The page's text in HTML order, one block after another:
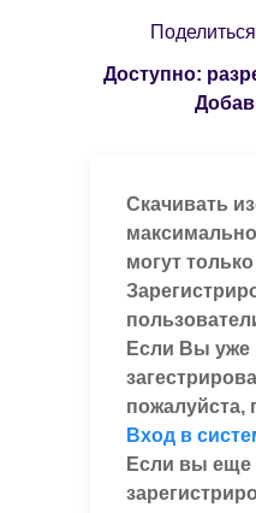
Поделиться
Доступно:
Скачивать
могут только
Если Вы уже
пожалуйста,
Вход в
Если вы еще